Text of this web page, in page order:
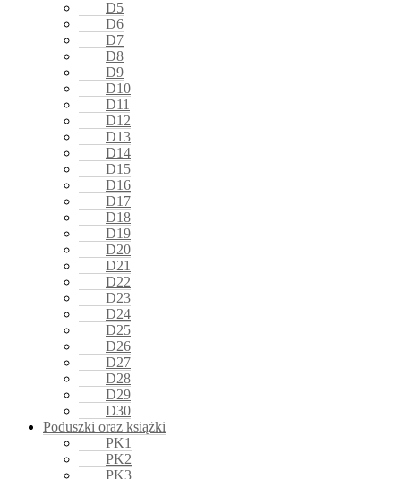
D5
D6
D7
D8
D9
D10
D11
D12
D13
D14
D15
D16
D17
D18
D19
D20
D21
D22
D23
D24
D25
D26
D27
D28
D29
D30
Poduszki oraz książki
PK1
PK2
PK3